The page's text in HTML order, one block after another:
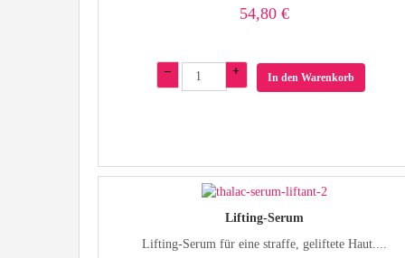
54,80 €
– + In den Warenkorb
Lifting-Serum
Lifting-Serum für eine straffe, geliftete Haut....